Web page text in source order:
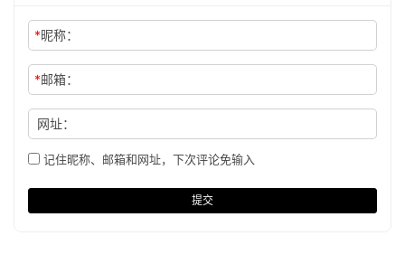
*昵称：
*邮箱：
网址：
记住昵称、邮箱和网址，下次评论免输入
提交